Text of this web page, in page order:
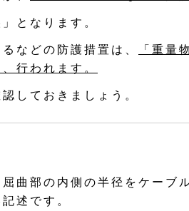
となります。
などの防護措置は、
「重量
行われます。
しておきましょう。
曲部の内側の半径をケーブ
述です。